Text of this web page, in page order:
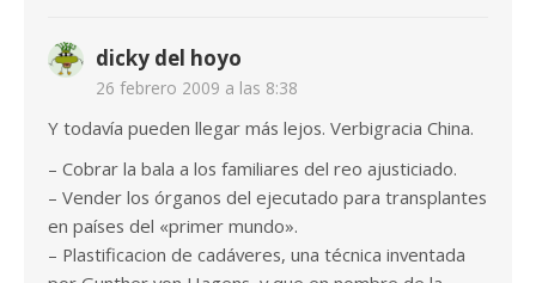
dicky del hoyo
26 febrero 2009 a las 8:38
Y todavía pueden llegar más lejos. Verbigracia China.
– Cobrar la bala a los familiares del reo ajusticiado.
– Vender los órganos del ejecutado para transplantes
en países del «primer mundo».
– Plastificacion de cadáveres, una técnica inventada